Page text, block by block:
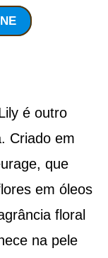
é outro
Criado em
que
em óleos
floral
na pele